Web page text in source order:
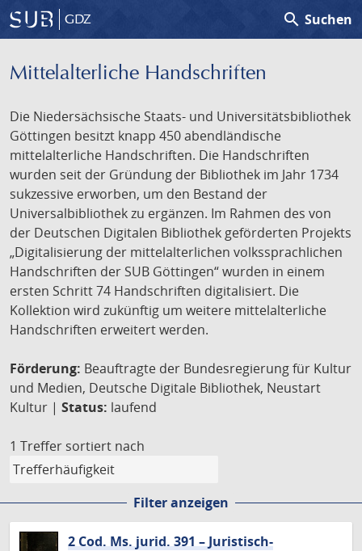
GDZ search Suchen
Mittelalterliche Handschriften
Die Niedersächsische Staats- und Universitätsbibliothek
Göttingen besitzt knapp 450 abendländische
mittelalterliche Handschriften. Die Handschriften
wurden seit der Gründung der Bibliothek im Jahr 1734
sukzessive erworben, um den Bestand der
Universalbibliothek zu ergänzen. Im Rahmen des von
der Deutschen Digitalen Bibliothek geförderten Projekts
„Digitalisierung der mittelalterlichen volkssprachlichen
Handschriften der SUB Göttingen“ wurden in einem
ersten Schritt 74 Handschriften digitalisiert. Die
Kollektion wird zukünftig um weitere mittelalterliche
Handschriften erweitert werden.
Förderung: Beauftragte der Bundesregierung für Kultur
und Medien, Deutsche Digitale Bibliothek, Neustart
Kultur | Status: laufend
1 Treffer sortiert nach
Filter anzeigen
2 Cod. Ms. jurid. 391 – Juristisch-